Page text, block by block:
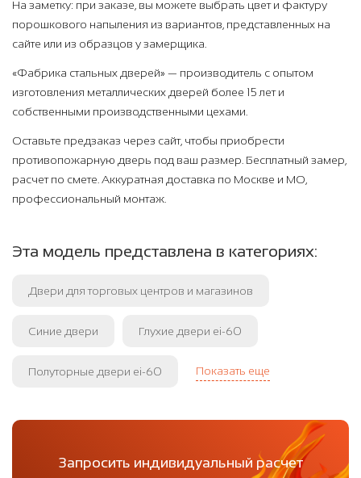
На заметку: при заказе, вы можете выбрать цвет и фактуру
порошкового напыления из вариантов, представленных на
сайте или из образцов у замерщика.
«Фабрика стальных дверей» — производитель с опытом
изготовления металлических дверей более 15 лет и
собственными производственными цехами.
Оставьте предзаказ через сайт, чтобы приобрести
противопожарную дверь под ваш размер. Бесплатный замер,
расчет по смете. Аккуратная доставка по Москве и МО,
профессиональный монтаж.
Эта модель представлена в категориях:
Двери для торговых центров и магазинов
Синие двери Глухие двери ei-60
Полуторные двери ei-60 Показать еще
Запросить индивидуальный расчет